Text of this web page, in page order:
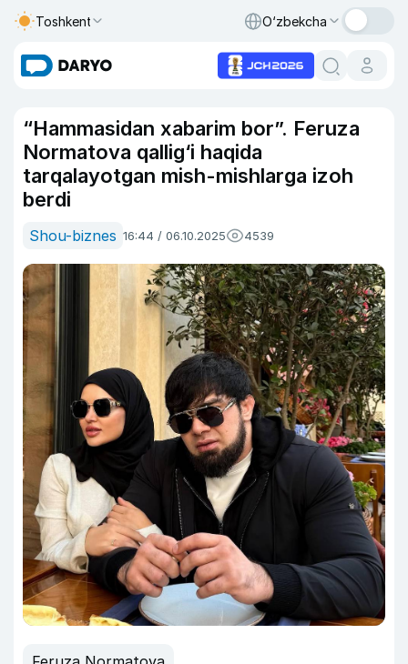
Toshkent O‘zbekcha
“Hammasidan xabarim bor”. Feruza
Normatova qallig‘i haqida
tarqalayotgan mish-mishlarga izoh
berdi
Shou-biznes 16:44 / 06.10.2025 4539